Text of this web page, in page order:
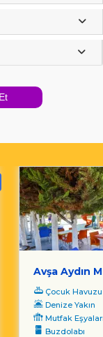
Avşa Aydın
Çocuk Havuzu
Denize Yakın
Mutfak
Buzdolabı